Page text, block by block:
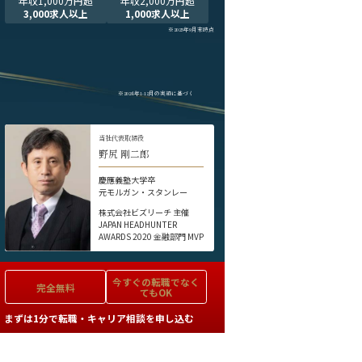
3,000求人以上
1,000求人以上
※2025年9月末時点
※2024年1-12月の実績に基づく
当社代表取締役
野尻 剛二郎
慶應義塾大学卒
元モルガン・スタンレー
株式会社ビズリーチ 主催
JAPAN HEADHUNTER
AWARDS 2020 金融部門 MVP
完全無料 今すぐの転職でなく
てもOK
まずは1分で転職・キャリア相談を申し込む